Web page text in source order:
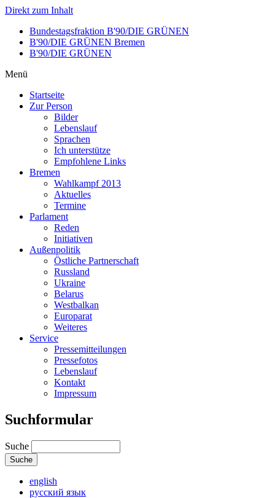
Direkt zum Inhalt
Bundestagsfraktion B'90/DIE GRÜNEN
B'90/DIE GRÜNEN Bremen
B'90/DIE GRÜNEN
Menü
Startseite
Zur Person
Bilder
Lebenslauf
Sprachen
Ich unterstütze
Empfohlene Links
Bremen
Wahlkampf 2013
Aktuelles
Termine
Parlament
Reden
Initiativen
Außenpolitik
Östliche Partnerschaft
Russland
Ukraine
Belarus
Westbalkan
Europarat
Weiteres
Service
Pressemitteilungen
Pressefotos
Lebenslauf
Kontakt
Impressum
Suchformular
Suche
english
русский язык